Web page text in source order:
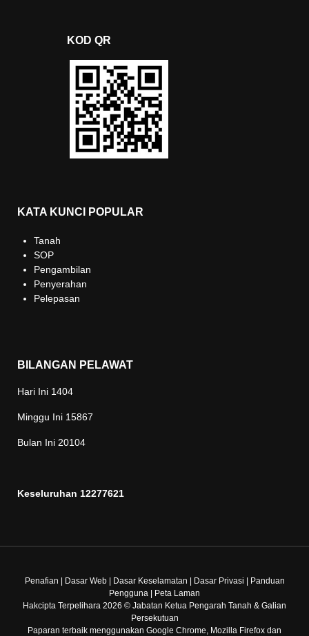
KOD QR
KATA KUNCI POPULAR
Tanah
SOP
Pengambilan
Penyerahan
Pelepasan
BILANGAN PELAWAT
Hari Ini 1404
Minggu Ini 15867
Bulan Ini 20104
Keseluruhan 12277621
Penafian Dasar Web| Dasar Keselamatan Dasar Privasi
Panduan
Pengguna
Peta Laman
Hakcipta Terpelihara 2026 © Jabatan Ketua Pengarah Tanah & Galian
Persekutuan
Paparan terbaik menggunakan Google Chrome, Mozilla Firefox dan